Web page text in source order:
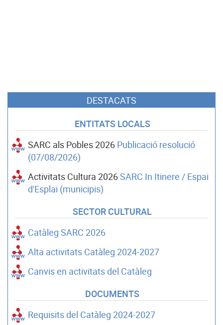
DESTACATS
ENTITATS LOCALS
SARC als Pobles 2026 Publicació resolució
(07/08/2026)
Activitats Cultura 2026SARC In Itinere / Espai
d'Esplai (municipis)
SECTOR CULTURAL
Catàleg SARC 2026
Alta activitats Catàleg 2024-2027
Canvis en activitats del Catàleg
DOCUMENTS
Requisits del Catàleg 2024-2027